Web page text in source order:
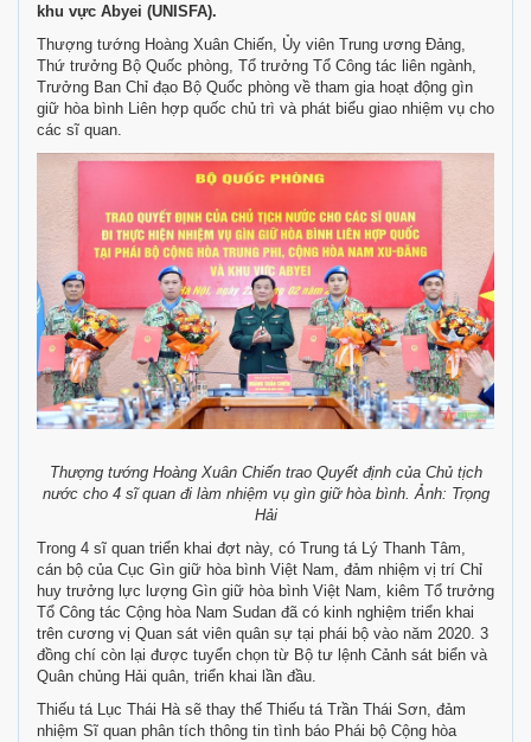
khu vực Abyei (UNISFA).
Thượng tướng Hoàng Xuân Chiến, Ủy viên Trung ương Đảng,
Thứ trưởng Bộ Quốc phòng, Tổ trưởng Tổ Công tác liên ngành,
Trưởng Ban Chỉ đạo Bộ Quốc phòng về tham gia hoạt động gìn
giữ hòa bình Liên hợp quốc chủ trì và phát biểu giao nhiệm vụ cho
các sĩ quan.
Thượng tướng Hoàng Xuân Chiến trao Quyết định của Chủ tịch
nước cho 4 sĩ quan đi làm nhiệm vụ gìn giữ hòa bình. Ảnh: Trọng
Hải
Trong 4 sĩ quan triển khai đợt này, có Trung tá Lý Thanh Tâm,
cán bộ của Cục Gìn giữ hòa bình Việt Nam, đảm nhiệm vị trí Chỉ
huy trưởng lực lượng Gìn giữ hòa bình Việt Nam, kiêm Tổ trưởng
Tổ Công tác Cộng hòa Nam Sudan đã có kinh nghiệm triển khai
trên cương vị Quan sát viên quân sự tại phái bộ vào năm 2020. 3
đồng chí còn lại được tuyển chọn từ Bộ tư lệnh Cảnh sát biển và
Quân chủng Hải quân, triển khai lần đầu.
Thiếu tá Lục Thái Hà sẽ thay thế Thiếu tá Trần Thái Sơn, đảm
nhiệm Sĩ quan phân tích thông tin tình báo Phái bộ Cộng hòa